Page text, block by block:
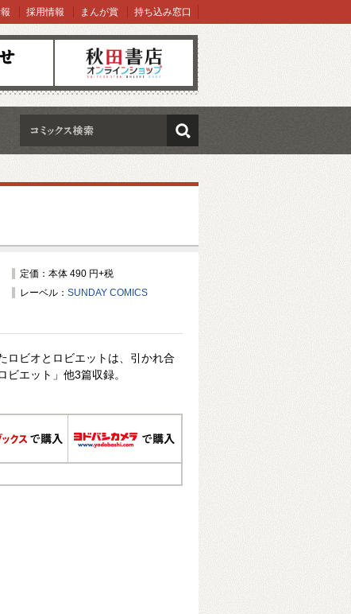
オンラインショップ
採用情報 まんが賞 持ち込み窓口
検索
定価：本体 490 円+税
レーベル： SUNDAY COMICS
ロビオとロビエットは、引かれ合
ビエット」他3篇収録。